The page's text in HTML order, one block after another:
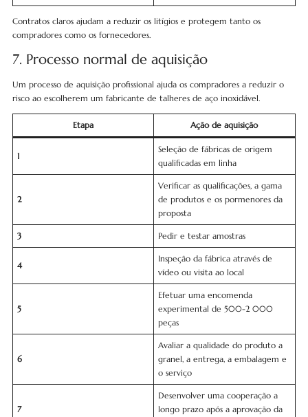
Contratos claros ajudam a reduzir os litígios e protegem tanto os
compradores como os fornecedores.
7. Processo normal de aquisição
Um processo de aquisição profissional ajuda os compradores a reduzir o
risco ao escolherem um fabricante de talheres de aço inoxidável.
Etapa Ação de aquisição
1
Seleção de fábricas de origem
qualificadas em linha
2
Verificar as qualificações, a gama
de produtos e os pormenores da
proposta
3 Pedir e testar amostras
4
Inspeção da fábrica através de
vídeo ou visita ao local
5
Efetuar uma encomenda
experimental de 500-2 000
peças
6
Avaliar a qualidade do produto a
granel, a entrega, a embalagem e
o serviço
7
Desenvolver uma cooperação a
longo prazo após a aprovação da